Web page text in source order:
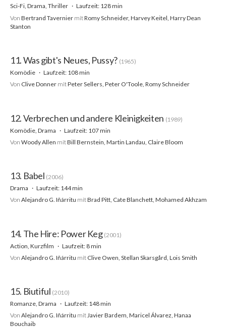
Sci-Fi, Drama, Thriller
Laufzeit: 128 min
Von Bertrand Tavernier mitRomy Schneider, Harvey Keitel, Harry Dean
Stanton
11. Was gibt's Neues, Pussy? (1965)
Komödie
Laufzeit: 108 min
Von Clive Donner mitPeter Sellers, Peter O'Toole, Romy Schneider
12. Verbrechen und andere Kleinigkeiten (1989)
Komödie, Drama
Laufzeit: 107 min
Von Woody Allen mitBill Bernstein, Martin Landau, Claire Bloom
13. Babel (2006)
Drama
Laufzeit: 144 min
Von Alejandro G. Iñárritu mitBrad Pitt, Cate Blanchett, Mohamed Akhzam
14. The Hire: Power Keg (2001)
Action, Kurzfilm
Laufzeit: 8 min
Von Alejandro G. Iñárritu mit Clive Owen, Stellan Skarsgård, Lois Smith
15. Biutiful (2010)
Romanze, Drama
Laufzeit: 148 min
Von Alejandro G. Iñárritu mitJavier Bardem, Maricel Álvarez, Hanaa
Bouchaib